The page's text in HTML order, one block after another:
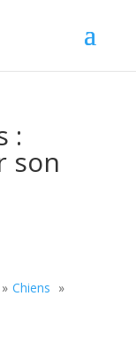
:
son
Chiens